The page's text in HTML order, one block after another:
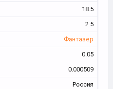
18.5
2.5
Фантазер
0.05
0.000509
Россия